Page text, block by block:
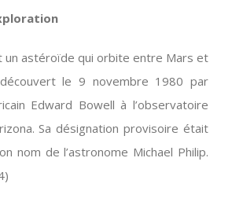
un astéroïde qui orbite entre Mars et
le 9 novembre 1980 par
Edward Bowell à l’observatoire
Sa désignation provisoire était
nom de l’astronome Michael Philip.